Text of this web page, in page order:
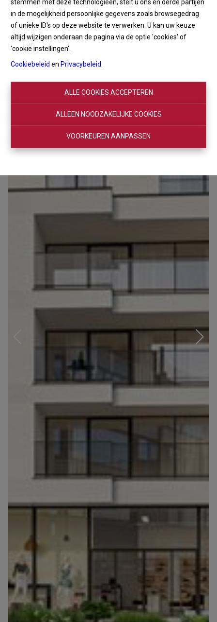
stemmen met deze technologieën, stelt u ons en derde partijen
in de mogelijkheid persoonlijke gegevens zoals browsegedrag
of unieke ID's op deze website te verwerken. U kan uw keuze
altijd wijzigen onderaan de pagina via de optie 'cookies' of
'cookie instellingen'.
Cookiebeleid en Privacybeleid
ALLE COOKIES ACCEPTEREN
ALLEEN NOODZAKELIJKE COOKIES
VOORKEUREN AANPASSEN